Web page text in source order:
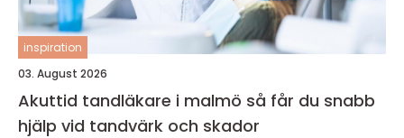
inspiration
03. August 2026
Akuttid tandläkare i malmö så får du snabb
hjälp vid tandvärk och skador